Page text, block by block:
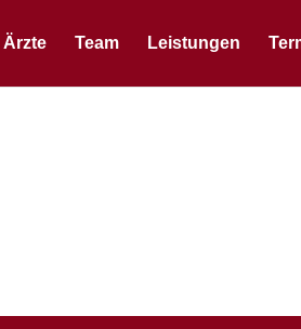
Ärzte Team Leistungen